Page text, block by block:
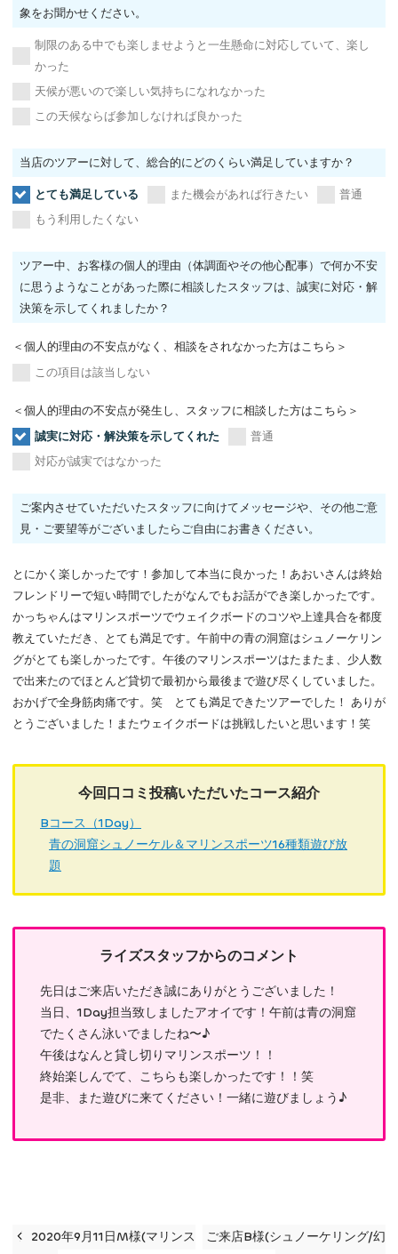
象をお聞かせください。
制限のある中でも楽しませようと一生懸命に対応していて、楽し
かった
天候が悪いので楽しい気持ちになれなかった
この天候ならば参加しなければ良かった
当店のツアーに対して、総合的にどのくらい満足していますか？
とても満足している また機会があれば行きたい
普通
もう利用したくない
ツアー中、お客様の個人的理由（体調面やその他心配事）で何か不安
に思うようなことがあった際に相談したスタッフは、誠実に対応・解
決策を示してくれましたか？
＜個人的理由の不安点がなく、相談をされなかった方はこちら＞
この項目は該当しない
＜個人的理由の不安点が発生し、スタッフに相談した方はこちら＞
誠実に対応・解決策を示してくれた
普通
対応が誠実ではなかった
ご案内させていただいたスタッフに向けてメッセージや、その他ご意
見・ご要望等がございましたらご自由にお書きください。
とにかく楽しかったです！参加して本当に良かった！あおいさんは終始
フレンドリーで短い時間でしたがなんでもお話ができ楽しかったです。
かっちゃんはマリンスポーツでウェイクボードのコツや上達具合を都度
教えていただき、とても満足です。午前中の青の洞窟はシュノーケリン
グがとても楽しかったです。午後のマリンスポーツはたまたま、少人数
で出来たのでほとんど貸切で最初から最後まで遊び尽くしていました。
おかげで全身筋肉痛です。笑 とても満足できたツアーでした！ ありが
とうございました！またウェイクボードは挑戦したいと思います！笑
今回口コミ投稿いただいたコース紹介
Bコース（1Day）
青の洞窟シュノーケル＆マリンスポーツ16種類遊び放
題
ライズスタッフからのコメント
先日はご来店いただき誠にありがとうございました！
当日、1Day担当致しましたアオイです！午前は青の洞窟
でたくさん泳いでましたね〜♪
午後はなんと貸し切りマリンスポーツ！！
終始楽しんでて、こちらも楽しかったです！！笑
是非、また遊びに来てください！一緒に遊びましょう♪
2020年9月11日M様(マリンス
ご来店B様(シュノーケリング/幻